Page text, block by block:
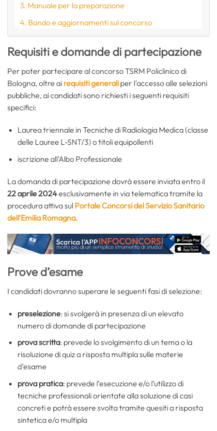
Manuale per la preparazione
Bando e aggiornamenti sul concorso
Requisiti e domande di partecipazione
Per poter partecipare al concorso TSRM Policlinico di
Bologna, oltre ai requisiti generali per l’accesso alle selezioni
pubbliche, ai candidati sono richiesti i seguenti requisiti
specifici:
Laurea triennale in Tecniche di Radiologia Medica (classe
delle Lauree L-SNT/3) o titoli equipollenti
iscrizione all’Albo Professionale
La domanda di partecipazione dovrà essere inviata entro il
22 aprile 2024esclusivamente in via telematica tramite la
procedura attiva sul Portale Concorsi del Servizio Sanitario
dell’Emilia Romagna.
Prove d’esame
I candidati dovranno superare le seguenti fasi di selezione:
preselezione: si svolgerà in presenza di un elevato
numero di domande di partecipazione
prova scritta: prevede lo svolgimento di un tema o la
risoluzione di quiz a risposta multipla sulle materie
d’esame
prova pratica: prevede l’esecuzione e/o l’utilizzo di
tecniche professionali orientate alla soluzione di casi
concreti e potrà essere svolta tramite quesiti a risposta
sintetica e/o multipla